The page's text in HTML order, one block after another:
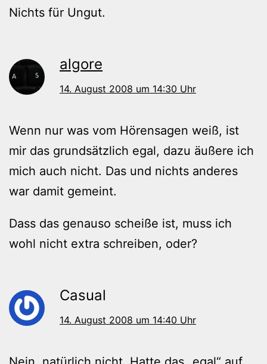
Nichts für Ungut.
algore
14. August 2008 um 14:30 Uhr
Wenn nur was vom Hörensagen weiß, ist
mir das grundsätzlich egal, dazu äußere ich
mich auch nicht. Das und nichts anderes
war damit gemeint.
Dass das genauso scheiße ist, muss ich
wohl nicht extra schreiben, oder?
Casual
14. August 2008 um 14:40 Uhr